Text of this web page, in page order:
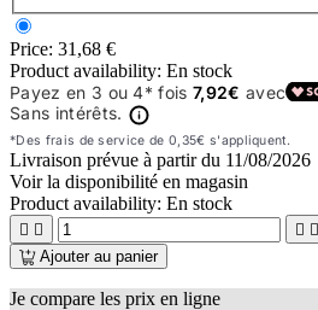
Price: 31,68 €
Product availability: En stock
Livraison prévue à partir du 11/08/2026
Voir la disponibilité en magasin
Product availability: En stock
   
Ajouter au panier
Je compare les prix en ligne